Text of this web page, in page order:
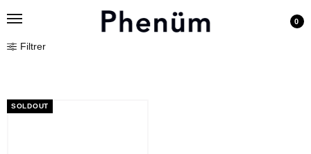
0
Filtrer
SOLDOUT